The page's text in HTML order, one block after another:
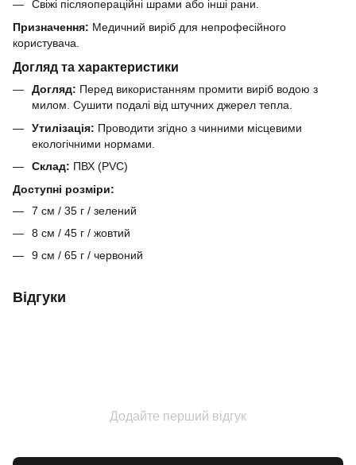
Свіжі післяопераційні шрами або інші рани.
Призначення: Медичний виріб для непрофесійного
користувача.
Догляд та характеристики
Догляд: Перед використанням промити виріб водою з
милом. Сушити подалі від штучних джерел тепла.
Утилізація: Проводити згідно з чинними місцевими
екологічними нормами.
Склад: ПВХ (PVC)
Доступні розміри:
7 см / 35 г / зелений
8 см / 45 г / жовтий
9 см / 65 г / червоний
Відгуки
Додайте перший відгук